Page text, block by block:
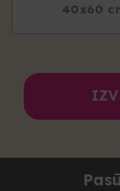
40x60